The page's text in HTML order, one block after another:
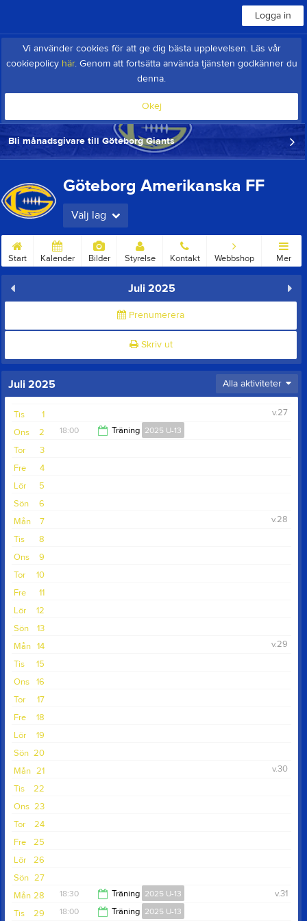
Logga in
Vi använder cookies för att ge dig bästa upplevelsen. Läs vår
cookiepolicy här. Genom att fortsätta använda tjänsten godkänner du
denna.
Okej
Bli månadsgivare till Göteborg Giants
Göteborg Amerikanska FF
Välj lag
Start Kalender Bilder Styrelse Kontakt Webbshop Mer
Juli 2025
Prenumerera
Skriv ut
Juli 2025 Alla aktiviteter
1
Tis
v.27
2
Ons 18:00 Träning 2025 U-13
3
Tor
4
Fre
5
Lör
6
Sön
7
Mån
v.28
8
Tis
9
Ons
10
Tor
11
Fre
12
Lör
13
Sön
14
Mån
v.29
15
Tis
16
Ons
17
Tor
18
Fre
19
Lör
20
Sön
21
Mån
v.30
22
Tis
23
Ons
24
Tor
25
Fre
26
Lör
27
Sön
28
Mån v.31
18:30 Träning 2025 U-13
29
Tis 18:00 Träning 2025 U-13